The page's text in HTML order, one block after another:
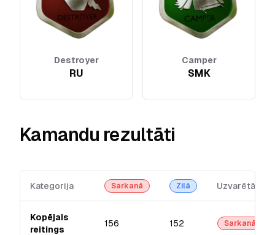
Destroyer
RU
Camper
SMK
Kamandu rezultāti
Kategorija Sarkanā Zilā Uzvarētājs
Kopējais
reitings
156 152 Sarkanā